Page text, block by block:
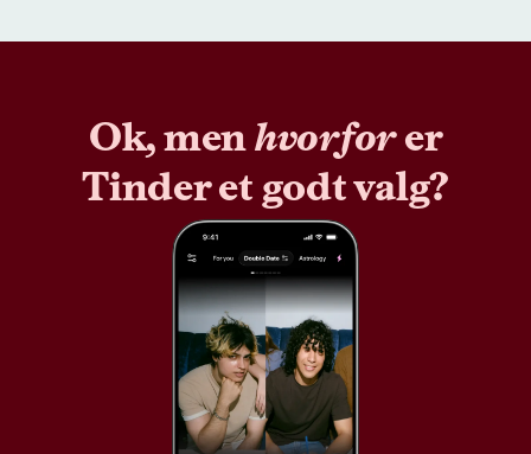
Ok, menhvorforer
Tinder et godt valg?